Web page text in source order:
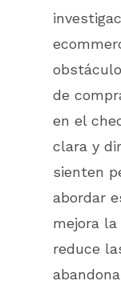
de
en el
clara y
sienten
abordar
mejora
reduce